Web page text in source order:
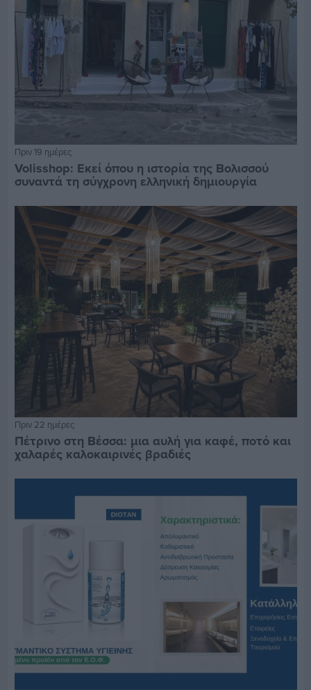
Πριν 19 ημέρες
Volisshop: Εκεί όπου η ιστορία της Βολισσού
συναντά τη σύγχρονη ελληνική δημιουργία
Πριν 22 ημέρες
Πέτρινο στη Βέσσα: μια αυλή για καφέ, ποτό και
χαλαρές καλοκαιρινές βραδιές